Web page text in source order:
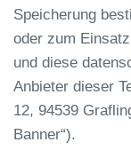
Speicherung
oder zum
und diese
Anbieter dieser
12, 94539
Banner“).